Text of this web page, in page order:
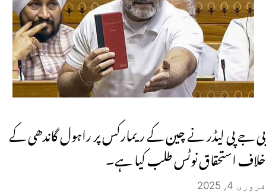
بی جے پی لیڈر نے چین کے ریمارکس پر راہول گاندھی کے
خلاف استحقاق نوٹس طلب کیا ہے۔
فروری 4, 2025